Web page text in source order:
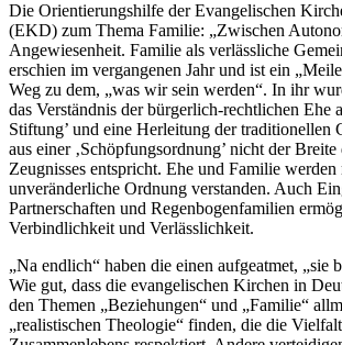
Die Orientierungshilfe der Evangelischen
(EKD) zum Thema Familie: „Zwischen
Angewiesenheit. Familie als verlässliche
erschien im vergangenen Jahr und ist ein
Weg zu dem, „was wir sein werden“. In ihr
das Verständnis der bürgerlich-rechtlichen Ehe
Stiftung’ und eine Herleitung der traditionellen
aus einer ‚Schöpfungsordnung’ nicht der Breite
Zeugnisses entspricht. Ehe und Familie werden
unveränderliche Ordnung verstanden. Auch
Partnerschaften und Regenbogenfamilien
Verbindlichkeit und Verlässlichkeit.
„Na endlich“ haben die einen aufgeatmet, „sie
Wie gut, dass die evangelischen Kirchen in
den Themen „Beziehungen“ und „Familie“
„realistischen Theologie“ finden, die die